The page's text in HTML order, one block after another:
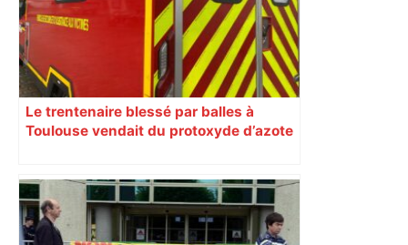
Le trentenaire blessé par balles à
Toulouse vendait du protoxyde d’azote